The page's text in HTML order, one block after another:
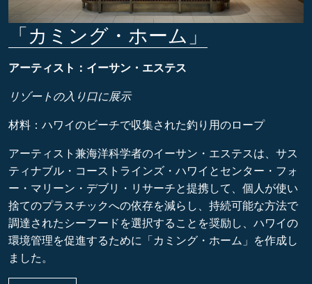
「カミング・ホーム」
アーティスト：イーサン・エステス
リゾートの入り口に展示
材料：ハワイのビーチで収集された釣り用のロープ
アーティスト兼海洋科学者のイーサン・エステスは、サス
ティナブル・コーストラインズ・ハワイとセンター・フォ
ー・マリーン・デブリ・リサーチと提携して、個人が使い
捨てのプラスチックへの依存を減らし、持続可能な方法で
調達されたシーフードを選択することを奨励し、ハワイの
環境管理を促進するために「カミング・ホーム」を作成し
ました。